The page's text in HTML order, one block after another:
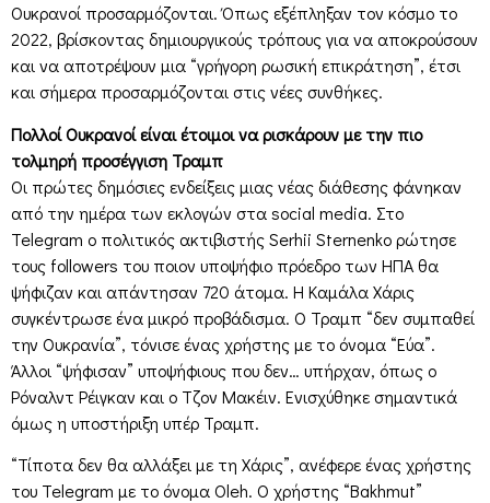
Ουκρανοί προσαρμόζονται. Όπως εξέπληξαν τον κόσμο το
2022, βρίσκοντας δημιουργικούς τρόπους για να αποκρούσουν
και να αποτρέψουν μια “γρήγορη ρωσική επικράτηση”, έτσι
και σήμερα προσαρμόζονται στις νέες συνθήκες.
Πολλοί Ουκρανοί είναι έτοιμοι να ρισκάρουν με την πιο
τολμηρή προσέγγιση Τραμπ
Οι πρώτες δημόσιες ενδείξεις μιας νέας διάθεσης φάνηκαν
από την ημέρα των εκλογών στα social media. Στο
Telegram ο πολιτικός ακτιβιστής Serhii Sternenko ρώτησε
τους followers του ποιον υποψήφιο πρόεδρο των ΗΠΑ θα
ψήφιζαν και απάντησαν 720 άτομα. Η Καμάλα Χάρις
συγκέντρωσε ένα μικρό προβάδισμα. Ο Τραμπ “δεν συμπαθεί
την Ουκρανία”, τόνισε ένας χρήστης με το όνομα “Εύα”.
Άλλοι “ψήφισαν” υποψήφιους που δεν… υπήρχαν, όπως ο
Ρόναλντ Ρέιγκαν και ο Τζον Μακέιν. Ενισχύθηκε σημαντικά
όμως η υποστήριξη υπέρ Τραμπ.
“Τίποτα δεν θα αλλάξει με τη Χάρις”, ανέφερε ένας χρήστης
του Telegram με το όνομα Oleh. Ο χρήστης “Bakhmut”